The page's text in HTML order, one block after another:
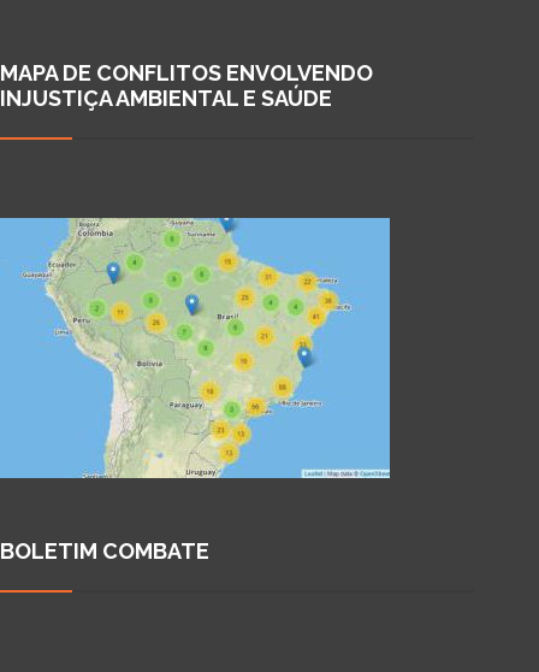
MAPA DE CONFLITOS ENVOLVENDO
INJUSTIÇA AMBIENTAL E SAÚDE
BOLETIM COMBATE